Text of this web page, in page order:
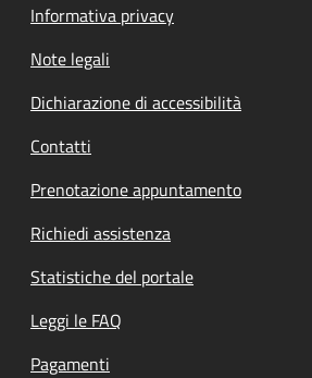
Informativa privacy
Note legali
Dichiarazione di accessibilità
Contatti
Prenotazione appuntamento
Richiedi assistenza
Statistiche del portale
Leggi le FAQ
Pagamenti